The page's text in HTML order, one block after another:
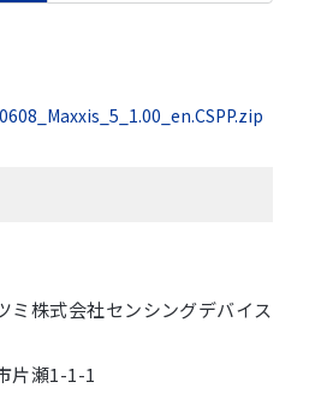
ミ株式会社センシングデバイス
片瀬1-1-1